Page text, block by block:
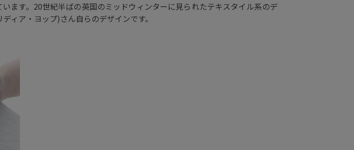
ます。20世紀半ばの英国のミッドウィンターに見られたテキスタイル系のデ
ィア・ヨップ)さん自らのデザインです。